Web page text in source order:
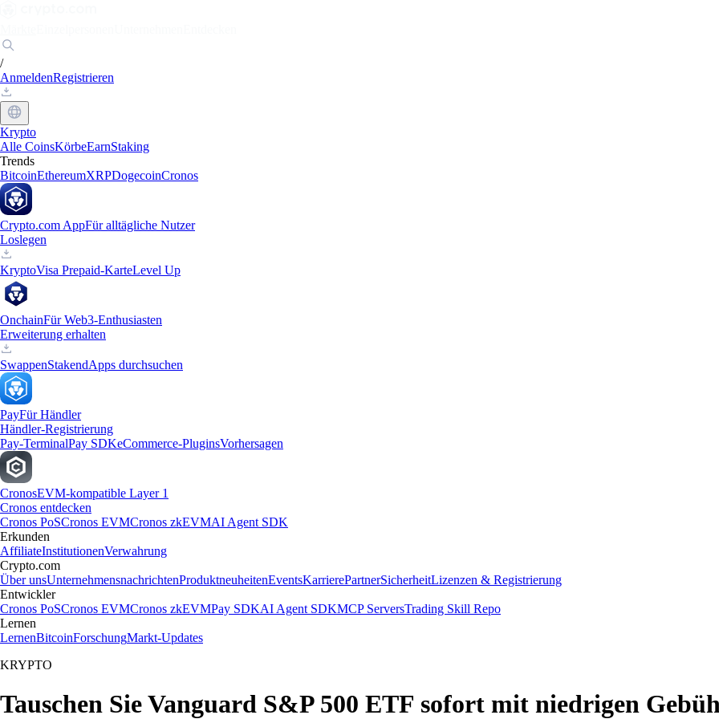
/
AnmeldenRegistrieren
Krypto
Alle CoinsKörbeEarnStaking
Trends
BitcoinEthereumXRPDogecoinCronos
Crypto.com AppFür alltägliche Nutzer
Loslegen
KryptoVisa Prepaid-KarteLevel Up
OnchainFür Web3-Enthusiasten
Erweiterung erhalten
SwappenStakendApps durchsuchen
PayFür Händler
Händler-Registrierung
Pay-TerminalPay SDKeCommerce-PluginsVorhersagen
CronosEVM-kompatible Layer 1
Cronos entdecken
Cronos PoSCronos EVMCronos zkEVMAI Agent SDK
Erkunden
AffiliateInstitutionenVerwahrung
Crypto.com
Über unsUnternehmensnachrichtenProduktneuheitenEventsKarrierePartnerSicherheitLizenzen & Registrierung
Entwickler
Cronos PoSCronos EVMCronos zkEVMPay SDKAI Agent SDKMCP ServersTrading Skill Repo
Lernen
LernenBitcoinForschungMarkt-Updates
KRYPTO
Tauschen Sie Vanguard S&P 500 ETF sofort mit niedrigen